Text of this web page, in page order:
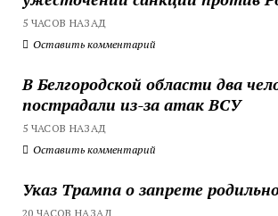
5 ЧАСОВ НАЗАД
Оставить комментарий
В Белгородской области два
пострадали из-за атак ВСУ
5 ЧАСОВ НАЗАД
Оставить комментарий
Указ Трампа о запрете
20 ЧАСОВ НАЗАД